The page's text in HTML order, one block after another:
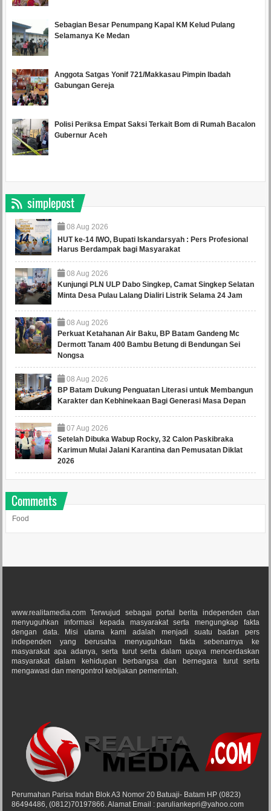
Sebagian Besar Penumpang Kapal KM Kelud Pulang
Selamanya Ke Medan
Anggota Satgas Yonif 721/Makkasau Pimpin Ibadah
Gabungan Gereja
Polisi Periksa Empat Saksi Terkait Bom di Rumah Bacalon
Gubernur Aceh
simplepost
08 Aug 2026
HUT ke-14 IWO, Bupati Iskandarsyah : Pers Profesional
Harus Berdampak bagi Masyarakat
08 Aug 2026
Kunjungi PLN ULP Dabo Singkep, Camat Singkep Selatan
Minta Desa Pulau Lalang Dialiri Listrik Selama 24 Jam
08 Aug 2026
Perkuat Ketahanan Air Baku, BP Batam Gandeng Mc
Dermott Tanam 400 Bambu Betung di Bendungan Sei
Nongsa
08 Aug 2026
BP Batam Dukung Penguatan Literasi untuk Membangun
Karakter dan Kebhinekaan Bagi Generasi Masa Depan
07 Aug 2026
Setelah Dibuka Wabup Rocky, 32 Calon Paskibraka
Karimun Mulai Jalani Karantina dan Pemusatan Diklat
2026
Comments
Food
www.realitamedia.com Terwujud sebagai portal berita independen dan
menyuguhkan informasi kepada masyarakat serta mengungkap fakta
dengan data. Misi utama kami adalah menjadi suatu badan pers
independen yang berusaha menyuguhkan fakta sebenarnya ke
masyarakat apa adanya, serta turut serta dalam upaya mencerdaskan
masyarakat dalam kehidupan berbangsa dan bernegara turut serta
mengawasi dan mengontrol kebijakan pemerintah.
Perumahan Parisa Indah Blok A3 Nomor 20 Batuaji- Batam HP (0823)
86494486, (0812)70197866. Alamat Email : paruliankepri@yahoo.com